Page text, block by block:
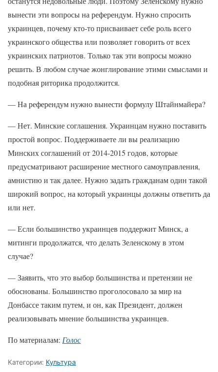
вынести эти вопросы на референдум. Нужно спросить
украинцев, почему кто-то присваивает себе роль всего
украинского общества или позволяет говорить от всех
украинских патриотов. Только так эти вопросы можно
решить. В любом случае жонглирование этими смыслами и
подобная риторика продолжится.
— На референдум нужно вынести формулу Штайнмайера?
— Нет. Минские соглашения. Украинцам нужно поставить
простой вопрос. Поддерживаете ли вы реализацию
Минских соглашений от 2014-2015 годов, которые
предусматривают расширение местного самоуправления,
амнистию и так далее. Нужно задать гражданам один такой
широкий вопрос, на который украинцы должны ответить да
или нет.
— Если большинство украинцев поддержит Минск, а
митинги продолжатся, что делать Зеленскому в этом
случае?
— Заявить, что это выбор большинства и претензии не
обоснованы. Большинство проголосовало за мир на
Донбассе таким путем, и он, как Президент, должен
реализовывать мнение большинства украинцев.
По материалам: Голос
Категории: Культура